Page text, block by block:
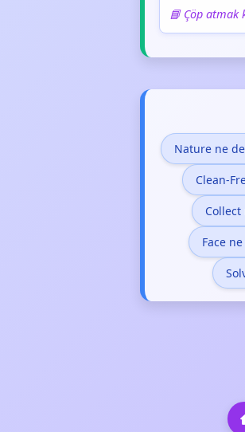
📘 Çöp atmak
Nature ne
Clean-
Collect
Face